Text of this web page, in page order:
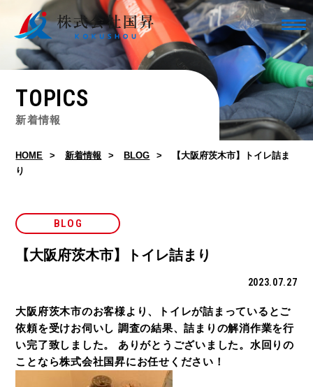
TOPICS
新着情報
HOME 新着情報 BLOG
【大阪府茨木市】トイレ詰ま
り
BLOG
【大阪府茨木市】トイレ詰まり
2023.07.27
大阪府茨木市のお客様より、トイレが詰まっているとご
依頼を受けお伺いし 調査の結果、詰まりの解消作業を行
い完了致しました。 ありがとうございました。水回りの
ことなら株式会社国昇にお任せください！